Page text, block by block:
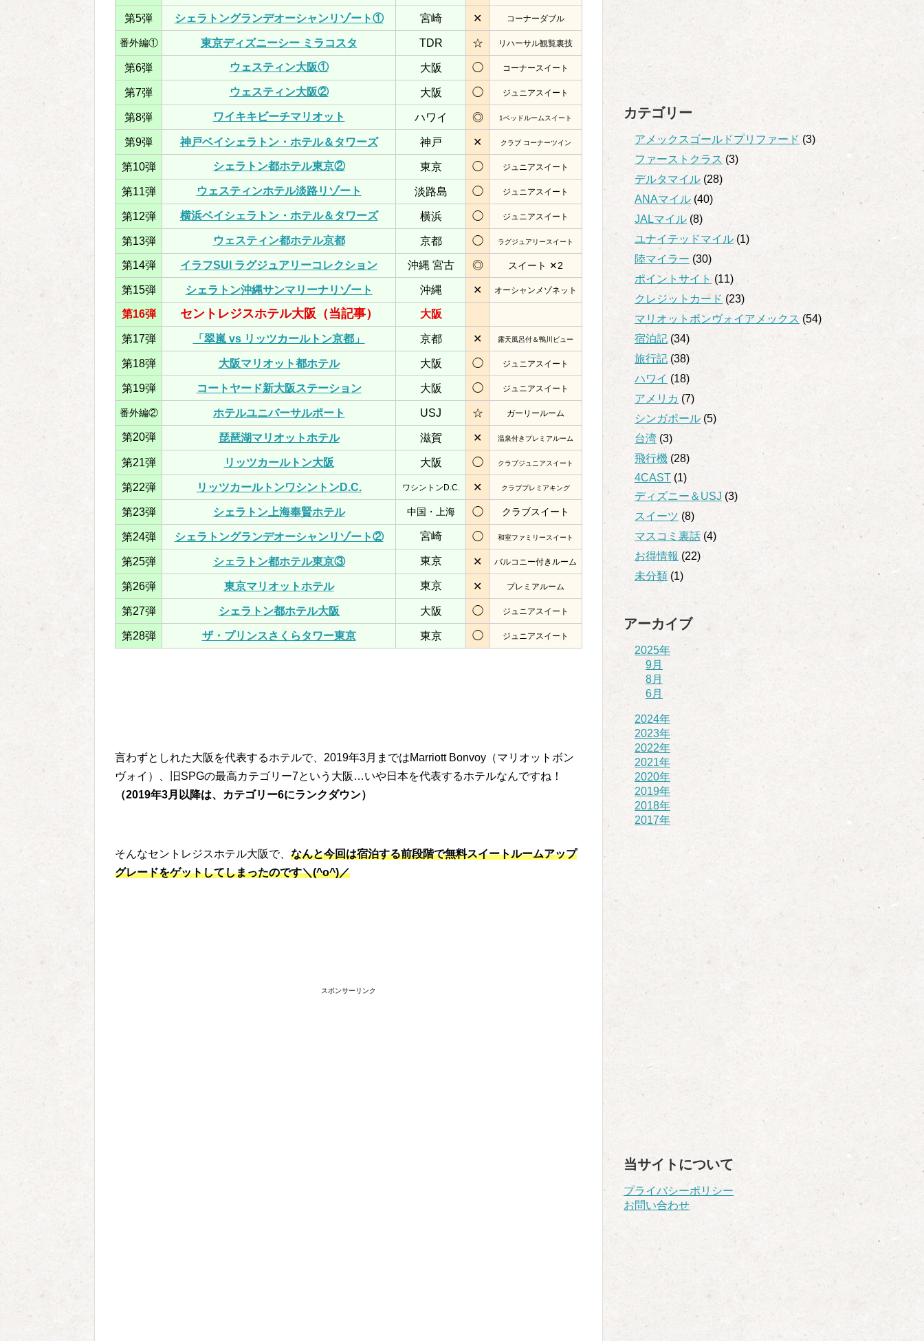
第5弾 シェラトングランデオーシャンリゾート① 宮崎 ✕ コーナーダブル
番外編① 東京ディズニーシー ミラコスタ TDR ☆ リハーサル観覧裏技
第6弾 ウェスティン大阪① 大阪 ◯ コーナースイート
第7弾 ウェスティン大阪② 大阪 ◯ ジュニアスイート
第8弾 ワイキキビーチマリオット ハワイ ◎ 1ベッドルームスイート
第9弾 神戸ベイシェラトン・ホテル＆タワーズ 神戸 ✕ クラブ コーナーツイン
第10弾 シェラトン都ホテル東京② 東京 ◯ ジュニアスイート
第11弾 ウェスティンホテル淡路リゾート 淡路島 ◯ ジュニアスイート
第12弾 横浜ベイシェラトン・ホテル＆タワーズ 横浜 ◯ ジュニアスイート
第13弾 ウェスティン都ホテル京都 京都 ◯ ラグジュアリースイート
第14弾 イラフSUI ラグジュアリーコレクション 沖縄 宮古 ◎ スイート ✕2
第15弾 シェラトン沖縄サンマリーナリゾート 沖縄 ✕ オーシャンメゾネット
第16弾 セントレジスホテル大阪（当記事） 大阪
第17弾 「翠嵐 vs リッツカールトン京都」 京都 ✕ 露天風呂付＆鴨川ビュー
第18弾 大阪マリオット都ホテル 大阪 ◯ ジュニアスイート
第19弾 コートヤード新大阪ステーション 大阪 ◯ ジュニアスイート
番外編② ホテルユニバーサルポート USJ ☆ ガーリールーム
第20弾 琵琶湖マリオットホテル 滋賀 ✕ 温泉付きプレミアルーム
第21弾 リッツカールトン大阪 大阪 ◯ クラブジュニアスイート
第22弾 リッツカールトンワシントンD.C. ワシントンD.C. ✕ クラブプレミアキング
第23弾 シェラトン上海奉賢ホテル 中国・上海 ◯ クラブスイート
第24弾 シェラトングランデオーシャンリゾート② 宮崎 ◯ 和室ファミリースイート
第25弾 シェラトン都ホテル東京③ 東京 ✕ バルコニー付きルーム
第26弾 東京マリオットホテル 東京 ✕ プレミアルーム
第27弾 シェラトン都ホテル大阪 大阪 ◯ ジュニアスイート
第28弾 ザ・プリンスさくらタワー東京 東京 ◯ ジュニアスイート
言わずとしれた大阪を代表するホテルで、2019年3月まではMarriott Bonvoy（マリオットボン
ヴォイ）、旧SPGの最高カテゴリー7という大阪…いや日本を代表するホテルなんですね！
（2019年3月以降は、カテゴリー6にランクダウン）
そんなセントレジスホテル大阪で、 なんと今回は宿泊する前段階で無料スイートルームアップ
グレードをゲットしてしまったのです＼(^o^)／
スポンサーリンク
カテゴリー
アメックスゴールドプリファード (3)
ファーストクラス (3)
デルタマイル (28)
ANAマイル (40)
JALマイル (8)
ユナイテッドマイル(1)
陸マイラー (30)
ポイントサイト (11)
クレジットカード (23)
マリオットボンヴォイアメックス (54)
宿泊記 (34)
旅行記 (38)
ハワイ (18)
アメリカ (7)
シンガポール (5)
台湾 (3)
飛行機 (28)
4CAST (1)
ディズニー＆USJ (3)
スイーツ (8)
マスコミ裏話 (4)
お得情報 (22)
未分類 (1)
アーカイブ
2025年
9月
8月
6月
2024年
2023年
2022年
2021年
2020年
2019年
2018年
2017年
当サイトについて
プライバシーポリシー
お問い合わせ